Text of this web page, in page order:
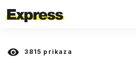
3815 prikaza